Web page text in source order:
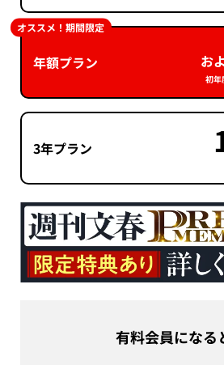
年額プラン お
初年
オススメ！期間限定
3年プラン
有料会員にな